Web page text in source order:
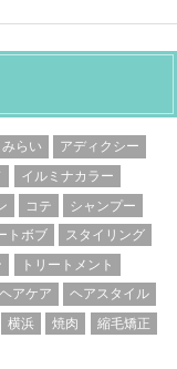
らい
アディクシー
イルミナカラー
コテ
シャンプー
トボブ
スタイリング
トリートメント
ヘアケア
ヘアスタイル
横浜 焼肉
縮毛矯正